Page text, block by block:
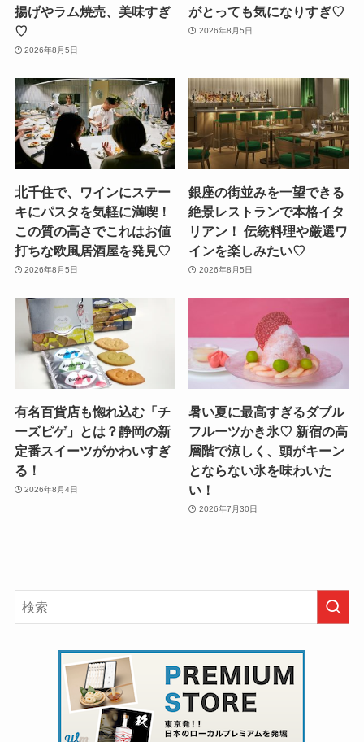
揚げやラム焼売、美味すぎ
♡
2026年8月5日
がとっても気になりすぎ♡
2026年8月5日
北千住で、ワインにステー
キにパスタを気軽に満喫！
この質の高さでこれはお値
打ちな欧風居酒屋を発見♡
2026年8月5日
銀座の街並みを一望できる
絶景レストランで本格イタ
リアン！ 伝統料理や厳選ワ
インを楽しみたい♡
2026年8月5日
有名百貨店も惚れ込む「チ
ーズピゲ」とは？静岡の新
定番スイーツがかわいすぎ
る！
2026年8月4日
暑い夏に最高すぎるダブル
フルーツかき氷♡ 新宿の高
層階で涼しく、頭がキーン
とならない氷を味わいた
い！
2026年7月30日